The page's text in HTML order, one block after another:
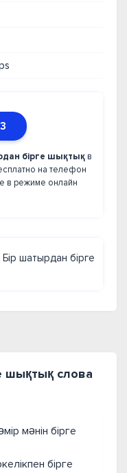
бірге шықтықв
на телефон
в режиме онлайн
шатырдан бірге
шықтық слова
мәнін бірге
бірге